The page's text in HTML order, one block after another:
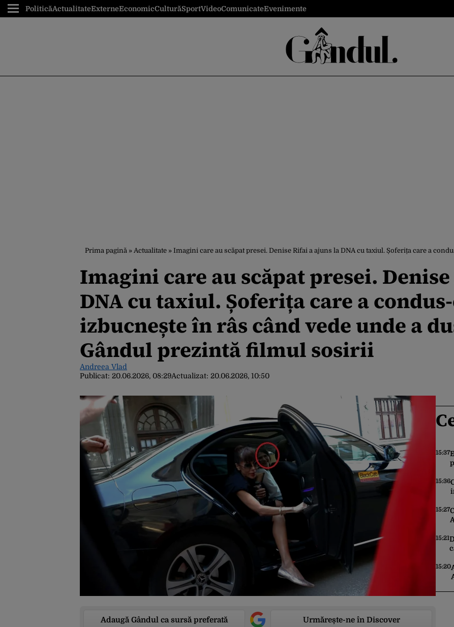
PoliticăActualitateExterneEconomicCulturăSportVideoComunicateEvenimente
Prima pagină » Actualitate » Imagini care au scăpat presei. Denise Rifai a ajuns la DNA cu taxiul. Șoferița care a condus-o pe vedetă izbucnește în râs
Imagini care au scăpat presei.
DNA cu taxiul. Șoferița care a
izbucnește în râs când vede unde a
Gândul prezintă filmul sosirii
Andreea Vlad
Publicat: 20.06.2026, 08:29Actualizat: 20.06.2026, 10:50
Adaugă Gândul ca sursă preferată Urmărește-ne în Discover
15:37
15:36
15:27
15:21
15:20